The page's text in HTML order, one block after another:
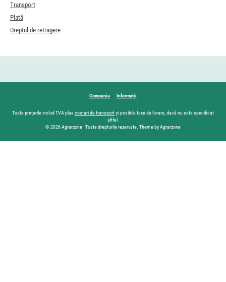
Transport
Plată
Dreptul de retragere
Compania Informații
Toate prețurile includ TVA plus costuri de transportși posibile taxe de livrare, dacă nu este specificat
altfel.
© 2026 Agrarzone - Toate drepturile rezervate. Theme by Agrarzone